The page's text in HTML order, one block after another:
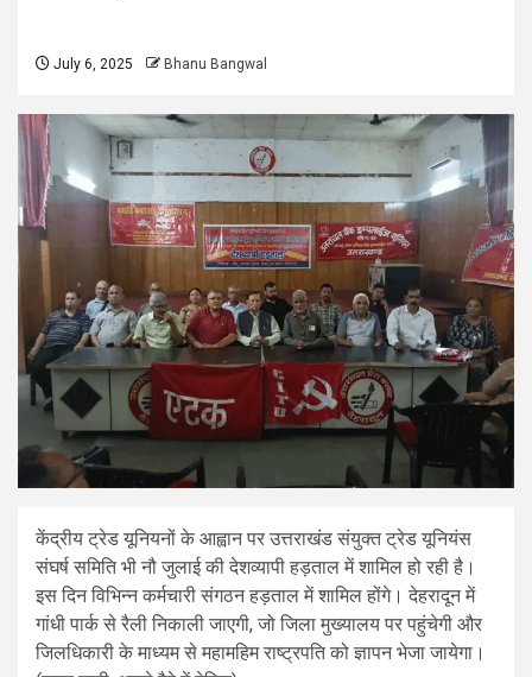
July 6, 2025 Bhanu Bangwal
केंद्रीय ट्रेड यूनियनों के आह्वान पर उत्तराखंड संयुक्त ट्रेड यूनियंस
संघर्ष समिति भी नौ जुलाई की देशव्यापी हड़ताल में शामिल हो रही है।
इस दिन विभिन्न कर्मचारी संगठन हड़ताल में शामिल होंगे। देहरादून में
गांधी पार्क से रैली निकाली जाएगी, जो जिला मुख्यालय पर पहुंचेगी और
जिलधिकारी के माध्यम से महामहिम राष्ट्रपति को ज्ञापन भेजा जायेगा।